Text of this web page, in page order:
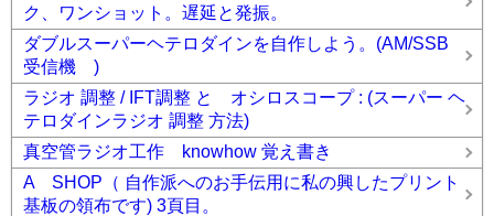
ク、ワンショット。遅延と発振。
ダブルスーパーヘテロダインを自作しよう。(AM/SSB
受信機 )
ラジオ 調整 / IFT調整 と オシロスコープ : (スーパー ヘ
テロダインラジオ 調整 方法)
真空管ラジオ工作 knowhow 覚え書き
A SHOP（ 自作派へのお手伝用に私の興したプリント
基板の領布です) 3頁目。